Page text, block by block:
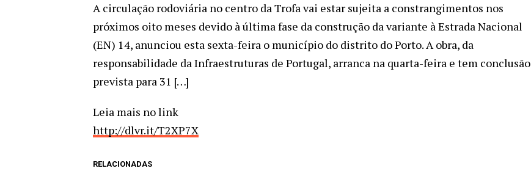
A circulação rodoviária no centro da Trofa vai estar sujeita a constrangimentos nos
próximos oito meses devido à última fase da construção da variante à Estrada Nacional
(EN) 14, anunciou esta sexta-feira o município do distrito do Porto. A obra, da
responsabilidade da Infraestruturas de Portugal, arranca na quarta-feira e tem conclusão
prevista para 31 […]
Leia mais no link
http://dlvr.it/T2XP7X
RELACIONADAS